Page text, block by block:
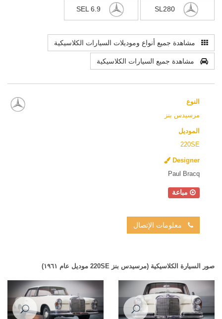
SL280
SEL 6.9
مشاهدة جميع أنواع وموديلات السيارات الكلاسيكية
مشاهدة جميع السيارات الكلاسيكية
النوع
مرسيدس بنز
الموديل
220SE
Designer
Paul Bracq
مباعة
معلومات الإتصال
صور السيارة الكلاسيكية (مرسيدس بنز 220SE موديل عام ١٩٦١)